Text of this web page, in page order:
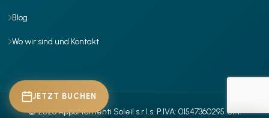
Blog
Wo wir sind und Kontakt
© 2026 Appartamenti Soleil s.r.l.s. P.IVA: 01547360295 CIN:
JETZT BUCHEN